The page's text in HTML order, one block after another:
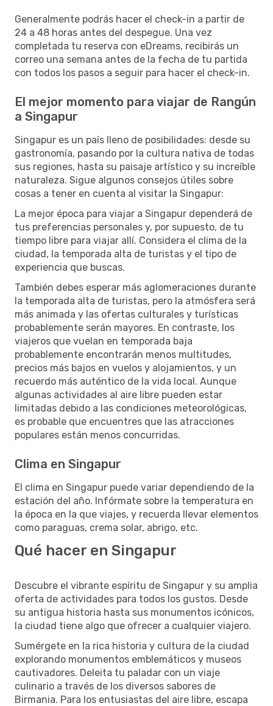
Generalmente podrás hacer el check-in a partir de
24 a 48 horas antes del despegue. Una vez
completada tu reserva con eDreams, recibirás un
correo una semana antes de la fecha de tu partida
con todos los pasos a seguir para hacer el check-in.
El mejor momento para viajar de Rangún
a Singapur
Singapur es un país lleno de posibilidades: desde su
gastronomía, pasando por la cultura nativa de todas
sus regiones, hasta su paisaje artístico y su increíble
naturaleza. Sigue algunos consejos útiles sobre
cosas a tener en cuenta al visitar la Singapur:
La mejor época para viajar a Singapur dependerá de
tus preferencias personales y, por supuesto, de tu
tiempo libre para viajar allí. Considera el clima de la
ciudad, la temporada alta de turistas y el tipo de
experiencia que buscas.
También debes esperar más aglomeraciones durante
la temporada alta de turistas, pero la atmósfera será
más animada y las ofertas culturales y turísticas
probablemente serán mayores. En contraste, los
viajeros que vuelan en temporada baja
probablemente encontrarán menos multitudes,
precios más bajos en vuelos y alojamientos, y un
recuerdo más auténtico de la vida local. Aunque
algunas actividades al aire libre pueden estar
limitadas debido a las condiciones meteorológicas,
es probable que encuentres que las atracciones
populares están menos concurridas.
Clima en Singapur
El clima en Singapur puede variar dependiendo de la
estación del año. Infórmate sobre la temperatura en
la época en la que viajes, y recuerda llevar elementos
como paraguas, crema solar, abrigo, etc.
Qué hacer en Singapur
Descubre el vibrante espíritu de Singapur y su amplia
oferta de actividades para todos los gustos. Desde
su antigua historia hasta sus monumentos icónicos,
la ciudad tiene algo que ofrecer a cualquier viajero.
Sumérgete en la rica historia y cultura de la ciudad
explorando monumentos emblemáticos y museos
cautivadores. Deleita tu paladar con un viaje
culinario a través de los diversos sabores de
Birmania. Para los entusiastas del aire libre, escapa